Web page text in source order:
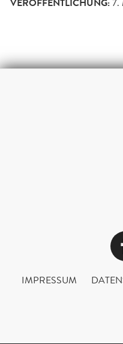
VERÖFFENTLICHUNG:
IMPRESSUM